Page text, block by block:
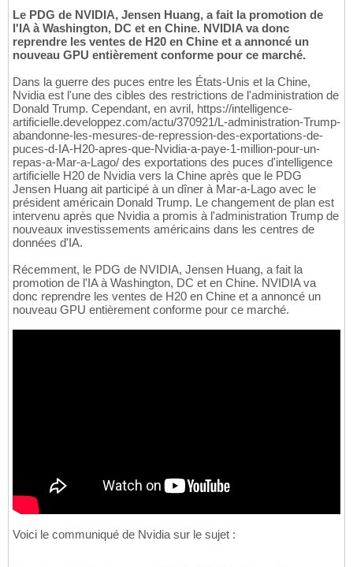
Le PDG de NVIDIA, Jensen Huang, a fait la promotion de
l'IA à Washington, DC et en Chine. NVIDIA va donc
reprendre les ventes de H20 en Chine et a annoncé un
nouveau GPU entièrement conforme pour ce marché.
Dans la guerre des puces entre les États-Unis et la Chine,
Nvidia est l'une des cibles des restrictions de l'administration de
Donald Trump. Cependant, en avril, https://intelligence-
artificielle.developpez.com/actu/370921/L-administration-Trump-
abandonne-les-mesures-de-repression-des-exportations-de-
puces-d-IA-H20-apres-que-Nvidia-a-paye-1-million-pour-un-
repas-a-Mar-a-Lago/ des exportations des puces d'intelligence
artificielle H20 de Nvidia vers la Chine après que le PDG
Jensen Huang ait participé à un dîner à Mar-a-Lago avec le
président américain Donald Trump. Le changement de plan est
intervenu après que Nvidia a promis à l'administration Trump de
nouveaux investissements américains dans les centres de
données d'IA.
Récemment, le PDG de NVIDIA, Jensen Huang, a fait la
promotion de l'IA à Washington, DC et en Chine. NVIDIA va
donc reprendre les ventes de H20 en Chine et a annoncé un
nouveau GPU entièrement conforme pour ce marché.
Voici le communiqué de Nvidia sur le sujet :